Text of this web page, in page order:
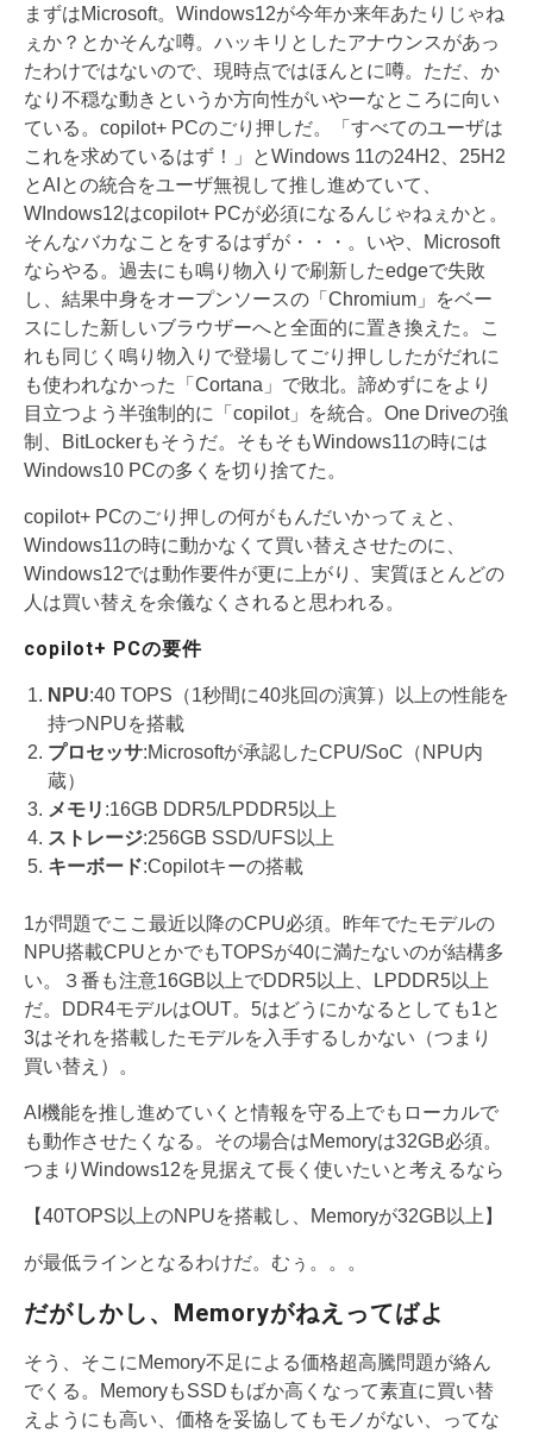
まずはMicrosoft。Windows12が今年か来年あたりじゃね
ぇか？とかそんな噂。ハッキリとしたアナウンスがあっ
たわけではないので、現時点ではほんとに噂。ただ、か
なり不穏な動きというか方向性がいやーなところに向い
ている。copilot+ PCのごり押しだ。「すべてのユーザは
これを求めているはず！」とWindows 11の24H2、25H2
とAIとの統合をユーザ無視して推し進めていて、
WIndows12はcopilot+ PCが必須になるんじゃねぇかと。
そんなバカなことをするはずが・・・。いや、Microsoft
ならやる。過去にも鳴り物入りで刷新したedgeで失敗
し、結果中身をオープンソースの「Chromium」をベー
スにした新しいブラウザーへと全面的に置き換えた。こ
れも同じく鳴り物入りで登場してごり押ししたがだれに
も使われなかった「Cortana」で敗北。諦めずにをより
目立つよう半強制的に「copilot」を統合。One Driveの強
制、BitLockerもそうだ。そもそもWindows11の時には
Windows10 PCの多くを切り捨てた。
copilot+ PCのごり押しの何がもんだいかってぇと、
Windows11の時に動かなくて買い替えさせたのに、
Windows12では動作要件が更に上がり、実質ほとんどの
人は買い替えを余儀なくされると思われる。
copilot+ PCの要件
NPU:40 TOPS（1秒間に40兆回の演算）以上の性能を
持つNPUを搭載
プロセッサ:Microsoftが承認したCPU/SoC（NPU内
蔵）
メモリ :16GB DDR5/LPDDR5以上
ストレージ:256GB SSD/UFS以上
キーボード:Copilotキーの搭載
1が問題でここ最近以降のCPU必須。昨年でたモデルの
NPU搭載CPUとかでもTOPSが40に満たないのが結構多
い。３番も注意16GB以上でDDR5以上、LPDDR5以上
だ。DDR4モデルはOUT。5はどうにかなるとしても1と
3はそれを搭載したモデルを入手するしかない（つまり
買い替え）。
AI機能を推し進めていくと情報を守る上でもローカルで
も動作させたくなる。その場合はMemoryは32GB必須。
つまりWindows12を見据えて長く使いたいと考えるなら
【40TOPS以上のNPUを搭載し、Memoryが32GB以上】
が最低ラインとなるわけだ。むぅ。。。
だがしかし、Memoryがねえってばよ
そう、そこにMemory不足による価格超高騰問題が絡ん
でくる。MemoryもSSDもばか高くなって素直に買い替
えようにも高い、価格を妥協してもモノがない、ってな